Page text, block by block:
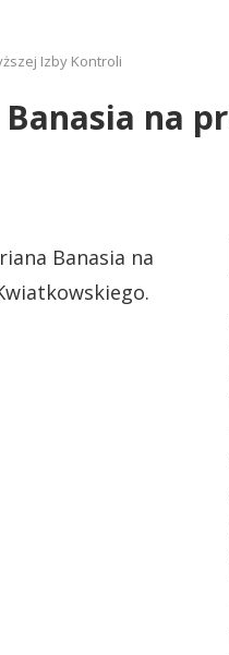
Izby Kontroli
na
Banasia na